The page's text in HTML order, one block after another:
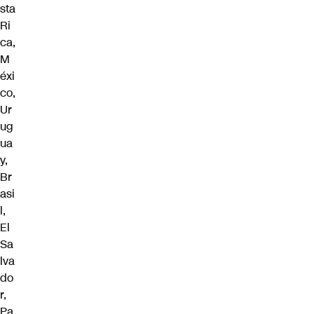
sta
Ri
ca,
M
éxi
co,
Ur
ug
ua
y,
Br
asi
l,
El
Sa
lva
do
r,